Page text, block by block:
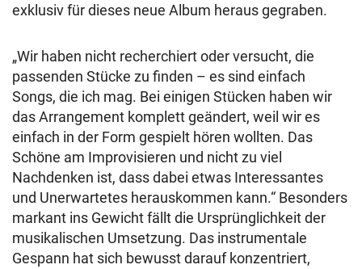
exklusiv für dieses neue Album heraus gegraben.
„Wir haben nicht recherchiert oder versucht, die
passenden Stücke zu finden – es sind einfach
Songs, die ich mag. Bei einigen Stücken haben wir
das Arrangement komplett geändert, weil wir es
einfach in der Form gespielt hören wollten. Das
Schöne am Improvisieren und nicht zu viel
Nachdenken ist, dass dabei etwas Interessantes
und Unerwartetes herauskommen kann.“ Besonders
markant ins Gewicht fällt die Ursprünglichkeit der
musikalischen Umsetzung. Das instrumentale
Gespann hat sich bewusst darauf konzentriert,